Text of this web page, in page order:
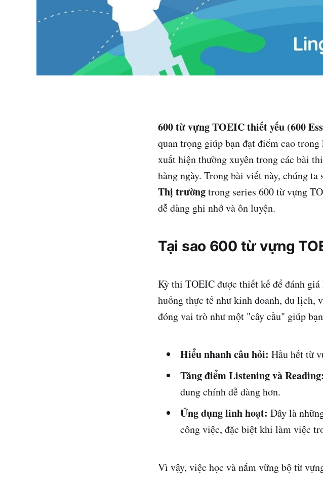
600 từ vựng TOEIC thiết yếu (600
quan trọng giúp bạn đạt điểm cao
xuất hiện thường xuyên trong các bài
hàng ngày. Trong bài viết này, chúng ta
Thị trườngtrong series 600 từ vựng
dễ dàng ghi nhớ và ôn luyện.
Tại sao 600 từ vựng
Kỳ thi TOEIC được thiết kế để đánh
huống thực tế như kinh doanh, du lịch,
đóng vai trò như một "cây cầu" giúp
Hiểu nhanh câu hỏi: Hầu hết từ
Tăng điểm Listening và Reading:
dung chính dễ dàng hơn.
Ứng dụng linh hoạt: Đây là
công việc, đặc biệt khi làm việc
Vì vậy, việc học và nắm vững bộ từ